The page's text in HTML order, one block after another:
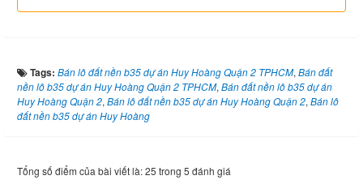
Tags: Bán lô đất nền b35 dự án Huy Hoàng Quận 2 TPHCM, Bán đất
nền lô b35 dự án Huy Hoàng Quận 2 TPHCM, Bán đất nền lô b35 dự án
Huy Hoàng Quận 2, Bán lô đất nền b35 dự án Huy Hoàng Quận 2, Bán lô
đất nền b35 dự án Huy Hoàng
Tổng số điểm của bài viết là: 25 trong 5 đánh giá